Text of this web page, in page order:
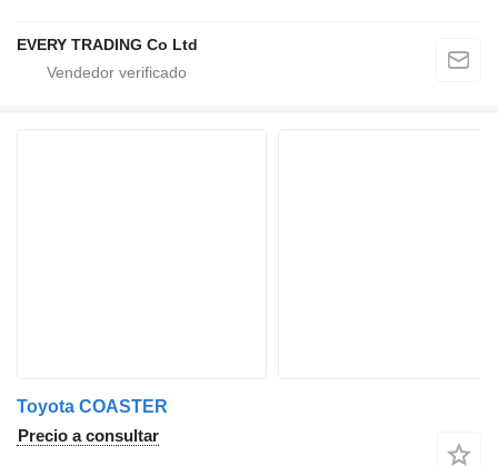
EVERY TRADING Co Ltd
Toyota COASTER
Precio a consultar